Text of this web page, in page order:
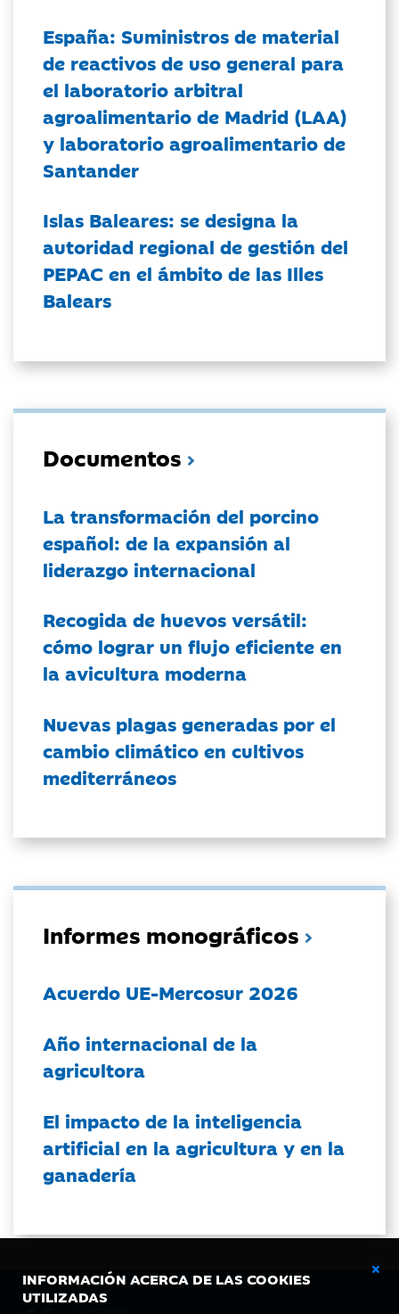
INFORMACIÓN ACERCA DE LAS COOKIES
UTILIZADAS
España: Suministros de material
de reactivos de uso general para
el laboratorio arbitral
agroalimentario de Madrid (LAA)
y laboratorio agroalimentario de
Santander
Islas Baleares: se designa la
autoridad regional de gestión del
PEPAC en el ámbito de las Illes
Balears
Documentos
La transformación del porcino
español: de la expansión al
liderazgo internacional
Recogida de huevos versátil:
cómo lograr un flujo eficiente en
la avicultura moderna
Nuevas plagas generadas por el
cambio climático en cultivos
mediterráneos
Informes monográficos
Acuerdo UE-Mercosur 2026
Año internacional de la
agricultora
El impacto de la inteligencia
artificial en la agricultura y en la
ganadería